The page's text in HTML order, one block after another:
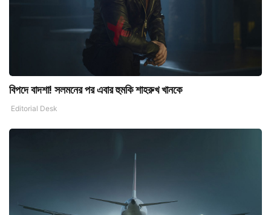
বিপদে বাদশা! সলমনের পর এবার হুমকি শাহরুখ খানকে
Editorial Desk